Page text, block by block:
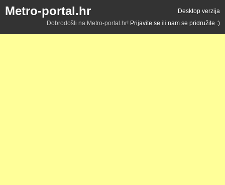
Metro-portal.hr
Desktop verzija
Dobrodošli na Metro-portal.hr! Prijavite se ili nam se pridružite :)